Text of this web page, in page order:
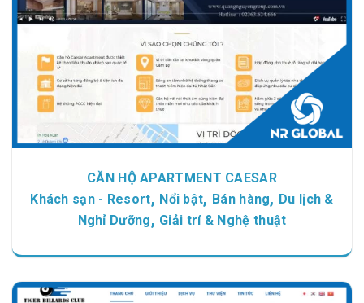
CĂN HỘ APARTMENT CAESAR
Khách sạn - Resort, Nổi bật, Bán hàng, Du lịch &
Nghỉ Dưỡng, Giải trí & Nghệ thuật